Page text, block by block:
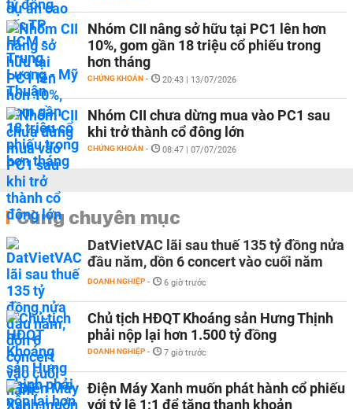
Nhóm CII nâng sở hữu tại PC1 lên hơn
10%, gom gần 18 triệu cổ phiếu trong
hơn tháng
CHỨNG KHOÁN - 20:43 | 13/07/2026
Nhóm CII chưa dừng mua vào PC1 sau
khi trở thành cổ đông lớn
CHỨNG KHOÁN - 08:47 | 07/07/2026
Cùng chuyên mục
DatVietVAC lãi sau thuế 135 tỷ đồng nửa
đầu năm, dồn 6 concert vào cuối năm
DOANH NGHIỆP - 6 giờ trước
Chủ tịch HĐQT Khoáng sản Hưng Thịnh
phải nộp lại hơn 1.500 tỷ đồng
DOANH NGHIỆP - 7 giờ trước
Điện Máy Xanh muốn phát hành cổ phiếu
với tỷ lệ 1:1 để tăng thanh khoản